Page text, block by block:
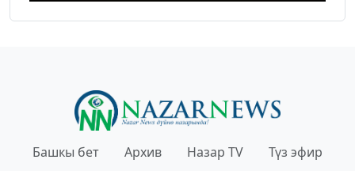
Башкы бет Архив Назар TV Түз эфир